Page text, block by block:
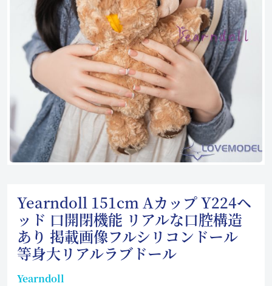
Yearndoll 151cm Aカップ Y224ヘ
ッド 口開閉機能 リアルな口腔構造
あり 掲載画像フルシリコンドール
等身大リアルラブドール
Yearndoll